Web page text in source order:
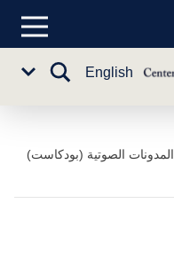
القائمة
English
تبديل
المدونات الصوتية (بودكاست)